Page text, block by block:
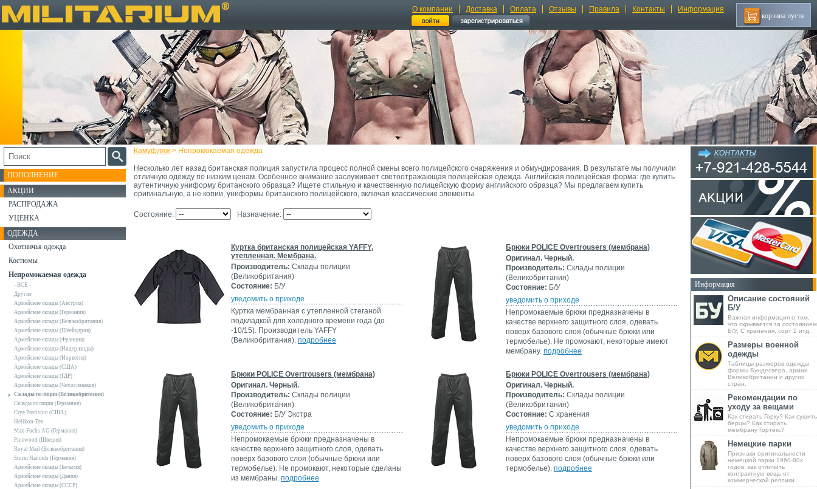
О компании Доставка Оплата Отзывы Правила Контакты Информация
корзина пуста
Камуфляж > Непромокаемая одежда
Несколько лет назад британская полиция запустила процесс полной смены всего полицейского снаряжения и обмундирования. В результате мы получили
отличную одежду по низким ценам. Особенное внимание заслуживает светоотражающая полицейская одежда. Английская полицейская форма: где купить
аутентичную униформу британского образца? Ищете стильную и качественную полицейскую форму английского образца? Мы предлагаем купить
оригинальную, а не копии, униформы британского полицейского, включая классические элементы.
Состояние: Назначение:
Куртка британская полицейская YAFFY,
утепленная. Мембрана.
Производитель: Склады полиции
(Великобритания)
Состояние: Б/У
уведомить о приходе
Куртка мембранная с утепленной стеганой
подкладкой для холодного времени года (до
-10/15). Производитель YAFFY
(Великобритания). подробнее
Брюки POLICE Overtrousers (мембрана)
Оригинал. Черный.
Производитель: Склады полиции
(Великобритания)
Состояние: Б/У
уведомить о приходе
Непромокаемые брюки предназначены в
качестве верхнего защитного слоя, одевать
поверх базового слоя (обычные брюки или
термобелье). Не промокают, некоторые имеют
мембрану. подробнее
Брюки POLICE Overtrousers (мембрана)
Оригинал. Черный.
Производитель: Склады полиции
(Великобритания)
Состояние: Б/У Экстра
уведомить о приходе
Непромокаемые брюки предназначены в
качестве верхнего защитного слоя, одевать
поверх базового слоя (обычные брюки или
термобелье). Не промокают, некоторые сделаны
из мембраны. подробнее
Брюки POLICE Overtrousers (мембрана)
Оригинал. Черный.
Производитель: Склады полиции
(Великобритания)
Состояние: С хранения
уведомить о приходе
Непромокаемые брюки предназначены в
качестве верхнего защитного слоя, одевать
поверх базового слоя (обычные брюки или
термобелье). подробнее
ПОПОЛНЕНИЕ
АКЦИИ
РАСПРОДАЖА
УЦЕНКА
ОДЕЖДА
Охотничья одежда
Костюмы
Непромокаемая одежда
- ВСЕ -
Другие
Армейские склады (Австрия)
Армейские склады (Германия)
Армейские склады (Великобритания)
Армейские склады (Швейцария)
Армейские склады (Франция)
Армейские склады (Нидерланды)
Армейские склады (Норвегия)
Армейские склады (США)
Армейские склады (ГДР)
Армейские склады (Чехословакия)
Склады полиции (Великобритания)
Склады полиции (Германия)
Crye Precision (США)
Helikon-Tex
Max-Fuchs AG (Германия)
Pinewood (Швеция)
Royal Mail (Великобритания)
Sturm Handels (Германия)
Армейские склады (Бельгия)
Армейские склады (Дания)
Армейские склады (СССР)
Информация
Описание состояний
Б/У
Важная информация о том,
что скрывается за состоянием
Б/У, С хранения, сорт 2 итд.
Размеры военной
одежды
Таблицы размеров одежды
формы Бундесвера, армии
Великобритании и других
стран.
Рекомендации по
уходу за вещами
Как стирать Горку? Как сушить
берцы? Как стирать
мембрану Гортекс?
Немецкие парки
Признаки оригинальности
немецкой парки 1960-80х
годов: как отличить
контрактную вещь от
коммерческой реплики